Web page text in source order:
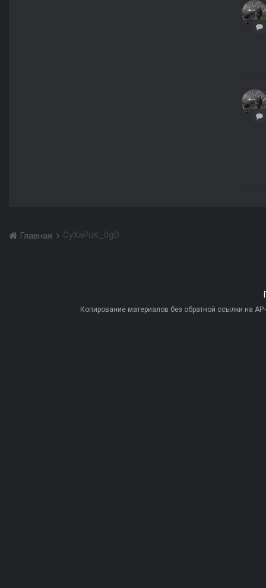
Главная CyXaPuK_0gO
Копирование материалов без обратной ссылки на